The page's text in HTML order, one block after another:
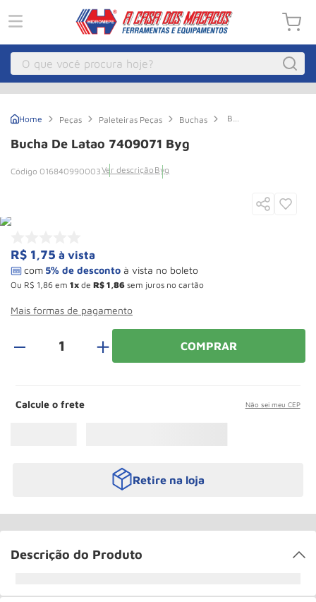
O que você procura hoje?
Peças Paleteiras Peças Buchas
Bucha
Bucha De Latao 7409071 Byg
016840990003Ver descrição Byg
R$ 1,75 à vista
Ou R$ 1 86 em 1 de R$ 1 86 sem juros no cartão
Mais formas de pagamento
＋ COMPRAR
Calcule o frete Não sei meu CEP
Retire na loja
Descrição do Produto
Guincho Eletrico
3 º Macaco Hidraulico
4º Macaco Jacare
7 Macaco
8º Talha